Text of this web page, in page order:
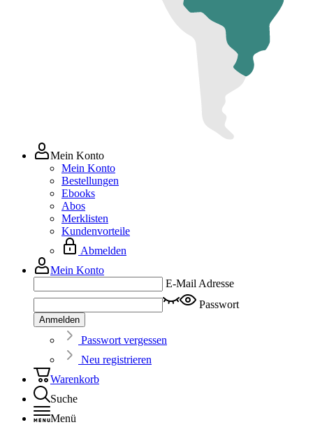
Mein Konto
Mein Konto
Bestellungen
Ebooks
Abos
Merklisten
Kundenvorteile
Abmelden
Mein Konto
E-Mail Adresse
Passwort
Anmelden
Passwort vergessen
Neu registrieren
Warenkorb
Suche
Menü